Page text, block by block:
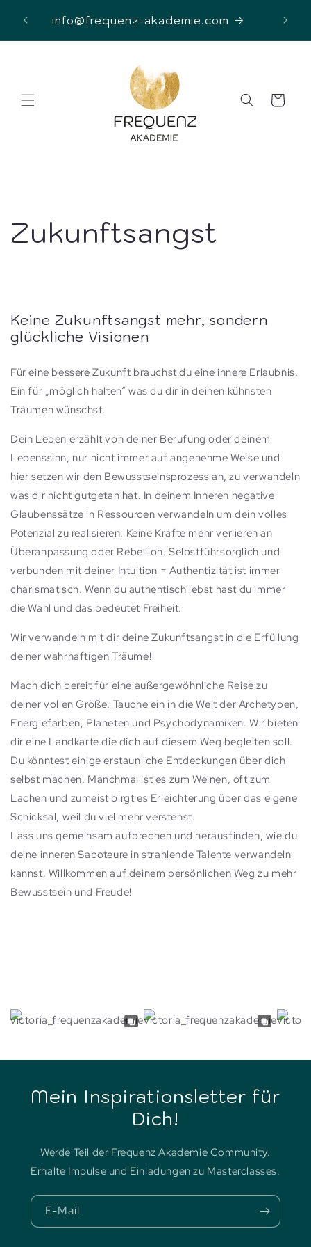
zum
Inhalt
info@frequenz-akademie.com
Warenkorb
Zukunftsangst
Keine Zukunftsangst mehr, sondern
glückliche Visionen
Für eine bessere Zukunft brauchst du eine innere Erlaubnis.
Ein für „möglich halten“ was du dir in deinen kühnsten
Träumen wünschst.
Dein Leben erzählt von deiner Berufung oder deinem
Lebenssinn, nur nicht immer auf angenehme Weise und
hier setzen wir den Bewusstseinsprozess an, zu verwandeln
was dir nicht gutgetan hat. In deinem Inneren negative
Glaubenssätze in Ressourcen verwandeln um dein volles
Potenzial zu realisieren. Keine Kräfte mehr verlieren an
Überanpassung oder Rebellion. Selbstführsorglich und
verbunden mit deiner Intuition = Authentizität ist immer
charismatisch. Wenn du authentisch lebst hast du immer
die Wahl und das bedeutet Freiheit.
Wir verwandeln mit dir deine Zukunftsangst in die Erfüllung
deiner wahrhaftigen Träume!
Mach dich bereit für eine außergewöhnliche Reise zu
deiner vollen Größe. Tauche ein in die Welt der Archetypen,
Energiefarben, Planeten und Psychodynamiken. Wir bieten
dir eine Landkarte die dich auf diesem Weg begleiten soll.
Du könntest einige erstaunliche Entdeckungen über dich
selbst machen. Manchmal ist es zum Weinen, oft zum
Lachen und zumeist birgt es Erleichterung über das eigene
Schicksal, weil du viel mehr verstehst.
Lass uns gemeinsam aufbrechen und herausfinden, wie du
deine inneren Saboteure in strahlende Talente verwandeln
kannst. Willkommen auf deinem persönlichen Weg zu mehr
Bewusstsein und Freude!
Mein Inspirationsletter für
Dich!
Werde Teil der Frequenz Akademie Community.
Erhalte Impulse und Einladungen zu Masterclasses.
E-Mail